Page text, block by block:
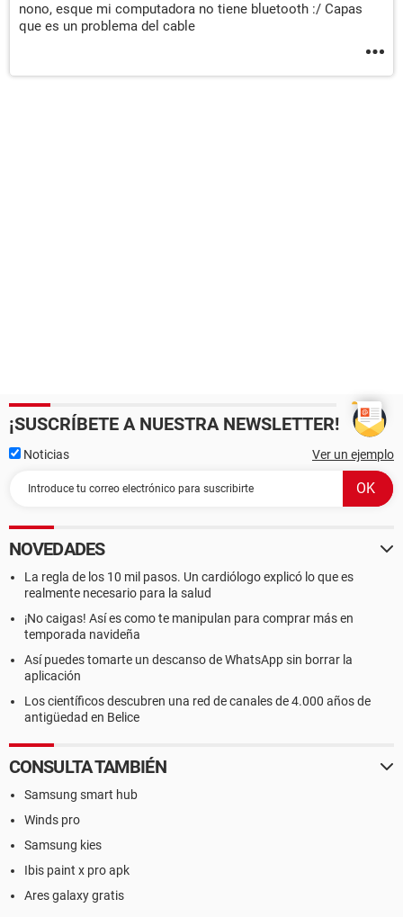
nono, esque mi computadora no tiene bluetooth :/ Capas
que es un problema del cable
¡SUSCRÍBETE A NUESTRA NEWSLETTER!
Noticias Ver un ejemplo
NOVEDADES
La regla de los 10 mil pasos. Un cardiólogo explicó lo que es
realmente necesario para la salud
¡No caigas! Así es como te manipulan para comprar más en
temporada navideña
Así puedes tomarte un descanso de WhatsApp sin borrar la
aplicación
Los científicos descubren una red de canales de 4.000 años de
antigüedad en Belice
CONSULTA TAMBIÉN
Samsung smart hub
Winds pro
Samsung kies
Ibis paint x pro apk
Ares galaxy gratis